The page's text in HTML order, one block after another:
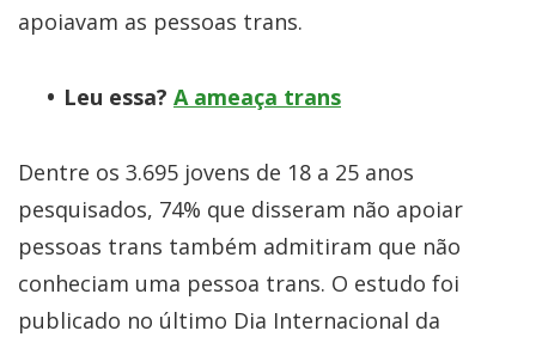
apoiavam as pessoas trans.
Leu essa? A ameaça trans
Dentre os 3.695 jovens de 18 a 25 anos
pesquisados, 74% que disseram não apoiar
pessoas trans também admitiram que não
conheciam uma pessoa trans. O estudo foi
publicado no último Dia Internacional da